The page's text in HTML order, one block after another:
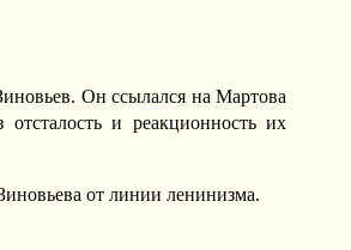
Он ссылался на Мартова
отсталость и реакционность их
от линии ленинизма.